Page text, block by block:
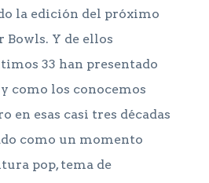
la edición del próximo
Bowls. Y de ellos
33 han presentado
como los conocemos
en esas casi tres décadas
como un momento
pop, tema de